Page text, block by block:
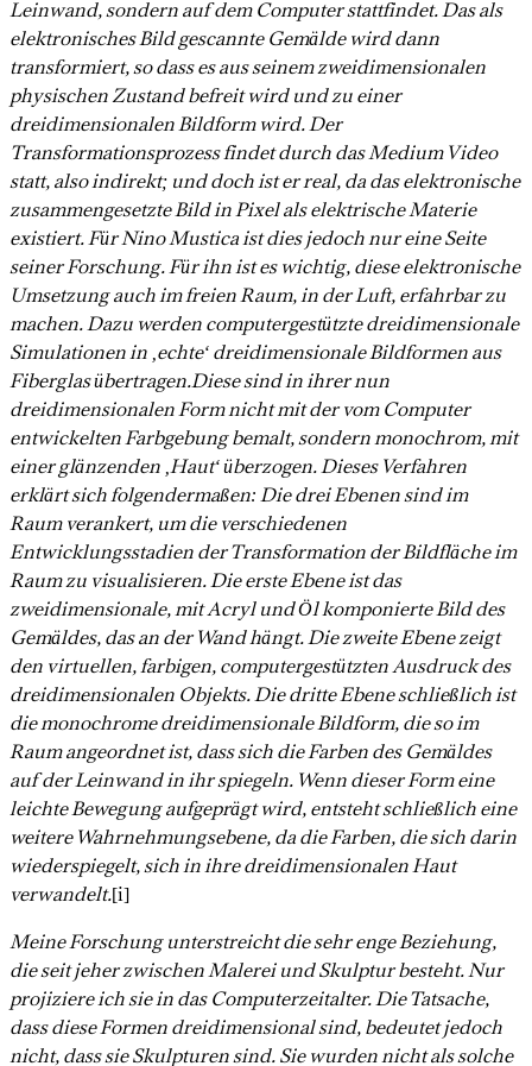
Leinwand, sondern auf dem Computer stattfindet. Das als
elektronisches Bild gescannte Gemälde wird dann
transformiert, so dass es aus seinem zweidimensionalen
physischen Zustand befreit wird und zu einer
dreidimensionalen Bildform wird. Der
Transformationsprozess findet durch das Medium Video
statt, also indirekt; und doch ist er real, da das elektronische
zusammengesetzte Bild in Pixel als elektrische Materie
existiert. Für Nino Mustica ist dies jedoch nur eine Seite
seiner Forschung. Für ihn ist es wichtig, diese elektronische
Umsetzung auch im freien Raum, in der Luft, erfahrbar zu
machen. Dazu werden computergestützte dreidimensionale
Simulationen in ‚echte‘ dreidimensionale Bildformen aus
Fiberglas übertragen.Diese sind in ihrer nun
dreidimensionalen Form nicht mit der vom Computer
entwickelten Farbgebung bemalt, sondern monochrom, mit
einer glänzenden ‚Haut‘ überzogen. Dieses Verfahren
erklärt sich folgendermaßen: Die drei Ebenen sind im
Raum verankert, um die verschiedenen
Entwicklungsstadien der Transformation der Bildfläche im
Raum zu visualisieren. Die erste Ebene ist das
zweidimensionale, mit Acryl und Öl komponierte Bild des
Gemäldes, das an der Wand hängt. Die zweite Ebene zeigt
den virtuellen, farbigen, computergestützten Ausdruck des
dreidimensionalen Objekts. Die dritte Ebene schließlich ist
die monochrome dreidimensionale Bildform, die so im
Raum angeordnet ist, dass sich die Farben des Gemäldes
auf der Leinwand in ihr spiegeln. Wenn dieser Form eine
leichte Bewegung aufgeprägt wird, entsteht schließlich eine
weitere Wahrnehmungsebene, da die Farben, die sich darin
wiederspiegelt, sich in ihre dreidimensionalen Haut
verwandelt.[i]
Meine Forschung unterstreicht die sehr enge Beziehung,
die seit jeher zwischen Malerei und Skulptur besteht. Nur
projiziere ich sie in das Computerzeitalter. Die Tatsache,
dass diese Formen dreidimensional sind, bedeutet jedoch
nicht, dass sie Skulpturen sind. Sie wurden nicht als solche